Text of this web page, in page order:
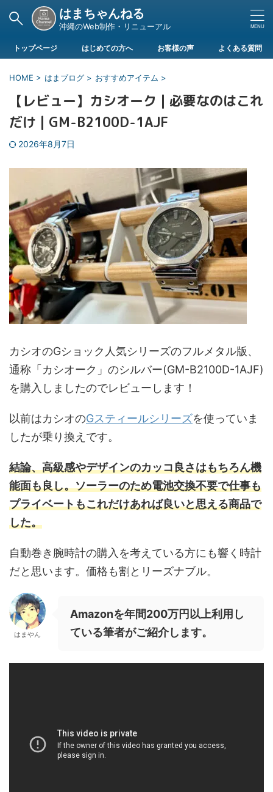
はまちゃんねる
沖縄のWeb制作・リニューアル
トップページ はじめての方へ お客様の声 よくある質問
HOME > はまブログ > おすすめアイテム >
【レビュー】カシオーク | 必要なのはこれ
だけ | GM-B2100D-1AJF
2026年8月7日
カシオのGショック人気シリーズのフルメタル版、
通称「カシオーク」のシルバー(GM-B2100D-1AJF)
を購入しましたのでレビューします！
以前はカシオのGスティールシリーズを使っていま
したが乗り換えです。
結論、高級感やデザインのカッコ良さはもちろん機
能面も良し。ソーラーのため電池交換不要で仕事も
プライベートもこれだけあれば良いと思える商品で
した。
自動巻き腕時計の購入を考えている方にも響く時計
だと思います。価格も割とリーズナブル。
はまやん
Amazonを年間200万円以上利用し
ている筆者がご紹介します。